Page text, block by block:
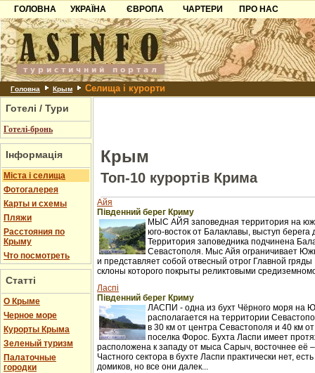
ГОЛОВНА
УКРАЇНА
Карпати
Азов
Причорноморря
Шацьк
ЄВРОПА
Чорногорія
Хорватія
Болгарія
Албанія
ЧАРТЕРИ
ПРО НАС
Контакти
Партнерам
Додати готель
Головна Крым Селища і курорти
Готелі / Тури
Готелі-бронь
Інформація
Міста і селища
Фотогалерея
Карты и схемы
Пляжи
Расстояния по
Крыму
Что посмотреть
Статті
О Крыме
Черное море
Курорты Крыма
Зеленый туризм
Палаточные
городки
Крым
Топ-10 курортів Крима
Айя
Південний берег Криму
МЫС АЙЯ заповедная территория на
юго-восток от Балаклавы, выступ
Территория заповедника подчинена
Севастополя. Мыс Айя ограничивает
и представляет собой отвесный отрог Главной
склоны которого покрыты реликтовыми
Ласпі
Південний берег Криму
ЛАСПИ - одна из бухт Чёрного моря на
располагается на территории
в 30 км от центра Севастополя и 40 км
поселка Форос. Бухта Ласпи имеет
расположена к западу от мыса Сарыч, восточнее её
Частного сектора в бухте Ласпи практически нет,
домиков, но все они далек...